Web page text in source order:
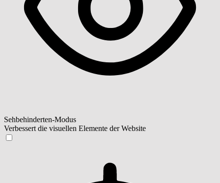
Sehbehinderten-Modus
Verbessert die visuellen Elemente der Website